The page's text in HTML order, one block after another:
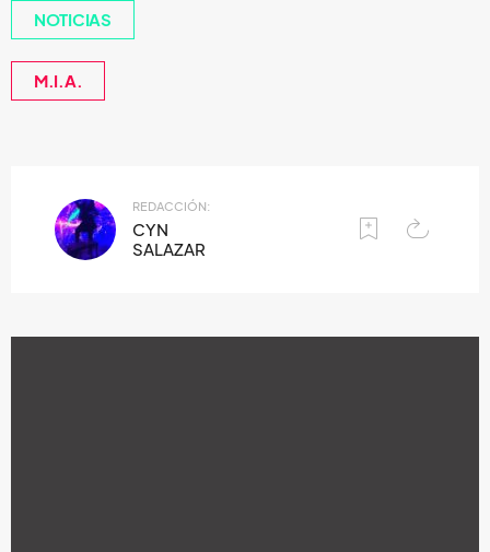
NOTICIAS
M.I.A.
REDACCIÓN:
CYN
SALAZAR